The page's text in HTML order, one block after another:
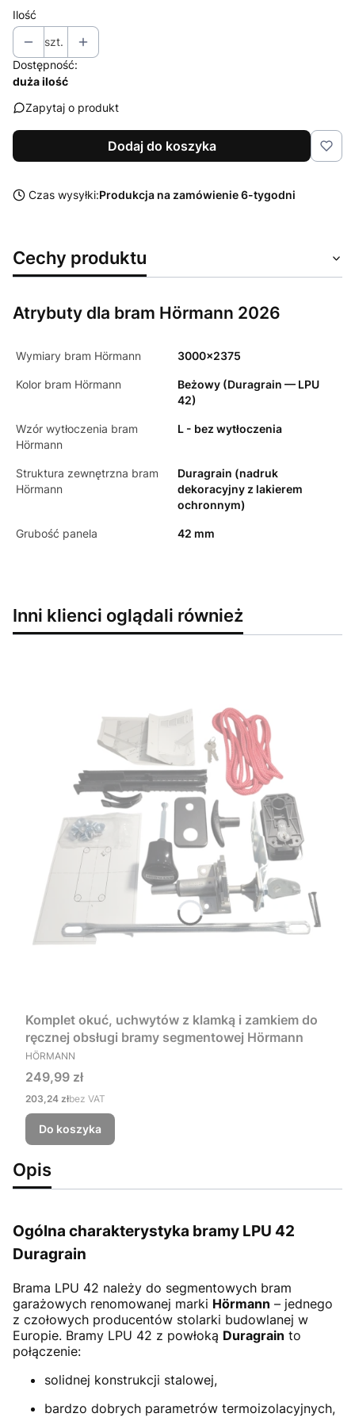
Ilość
szt.
Dostępność:
duża ilość
Zapytaj o produkt
Dodaj do koszyka
Czas wysyłki:Produkcja na zamówienie 6-tygodni
Cechy produktu
Atrybuty dla bram Hörmann 2026
Wymiary bram Hörmann 3000x2375
Kolor bram Hörmann
Beżowy (Duragrain — LPU
42)
Wzór wytłoczenia bram
Hörmann
L - bez wytłoczenia
Struktura zewnętrzna bram
Hörmann
Duragrain (nadruk
dekoracyjny z lakierem
ochronnym)
Grubość panela 42 mm
Inni klienci oglądali również
Komplet okuć, uchwytów z klamką i zamkiem do
ręcznej obsługi bramy segmentowej Hörmann
PRODUCENT
HÖRMANN
Cena
249,99 zł
Cena
203,24 złbez VAT
Do koszyka
Opis
Ogólna charakterystyka bramy LPU 42
Duragrain
Brama LPU 42 należy do segmentowych bram
garażowych renomowanej marki Hörmann – jednego
z czołowych producentów stolarki budowlanej w
Europie. Bramy LPU 42 z powłoką Duragrain to
połączenie:
solidnej konstrukcji stalowej,
bardzo dobrych parametrów termoizolacyjnych,